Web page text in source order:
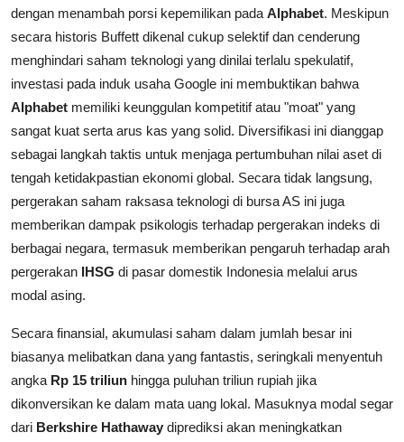
dengan menambah porsi kepemilikan pada Alphabet. Meskipun
secara historis Buffett dikenal cukup selektif dan cenderung
menghindari saham teknologi yang dinilai terlalu spekulatif,
investasi pada induk usaha Google ini membuktikan bahwa
Alphabet memiliki keunggulan kompetitif atau "moat" yang
sangat kuat serta arus kas yang solid. Diversifikasi ini dianggap
sebagai langkah taktis untuk menjaga pertumbuhan nilai aset di
tengah ketidakpastian ekonomi global. Secara tidak langsung,
pergerakan saham raksasa teknologi di bursa AS ini juga
memberikan dampak psikologis terhadap pergerakan indeks di
berbagai negara, termasuk memberikan pengaruh terhadap arah
pergerakan IHSG di pasar domestik Indonesia melalui arus
modal asing.
Secara finansial, akumulasi saham dalam jumlah besar ini
biasanya melibatkan dana yang fantastis, seringkali menyentuh
angka Rp 15 triliun hingga puluhan triliun rupiah jika
dikonversikan ke dalam mata uang lokal. Masuknya modal segar
dari Berkshire Hathaway diprediksi akan meningkatkan